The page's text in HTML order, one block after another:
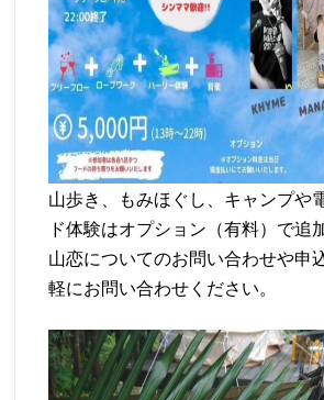
山歩き、もみほぐし、キャンプや
ド体験はオプション（有料）で追
山恋についてのお問い合わせや申
軽にお問い合わせください。